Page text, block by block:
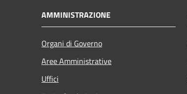
AMMINISTRAZIONE
Organi di Governo
Aree Amministrative
Uffici